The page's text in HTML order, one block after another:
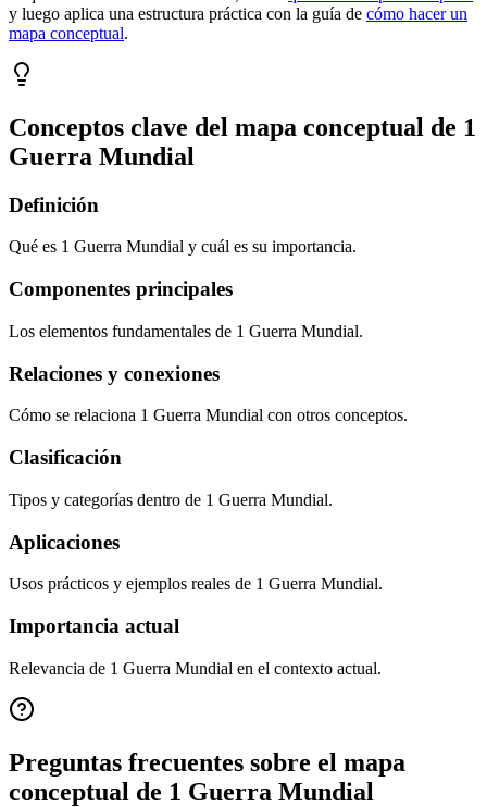
y luego aplica una estructura práctica con la guía de cómo hacer un
mapa conceptual.
Conceptos clave del mapa conceptual de 1
Guerra Mundial
Definición
Qué es 1 Guerra Mundial y cuál es su importancia.
Componentes principales
Los elementos fundamentales de 1 Guerra Mundial.
Relaciones y conexiones
Cómo se relaciona 1 Guerra Mundial con otros conceptos.
Clasificación
Tipos y categorías dentro de 1 Guerra Mundial.
Aplicaciones
Usos prácticos y ejemplos reales de 1 Guerra Mundial.
Importancia actual
Relevancia de 1 Guerra Mundial en el contexto actual.
Preguntas frecuentes sobre el mapa
conceptual de 1 Guerra Mundial